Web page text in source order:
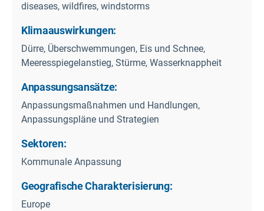
diseases, wildfires, windstorms
Klimaauswirkungen:
Dürre, Überschwemmungen, Eis und Schnee,
Meeresspiegelanstieg, Stürme, Wasserknappheit
Anpassungsansätze:
Anpassungsmaßnahmen und Handlungen,
Anpassungspläne und Strategien
Sektoren:
Kommunale Anpassung
Geografische Charakterisierung:
Europe